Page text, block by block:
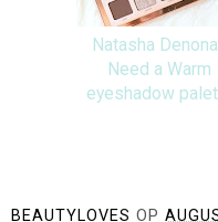
Natasha Denona I
Need a Warm
eyeshadow
BEAUTYLOVES OP